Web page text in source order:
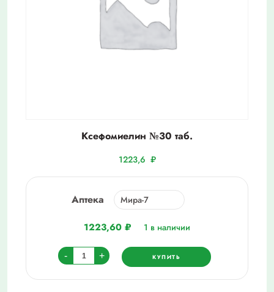
Ксефомиелин №30 таб.
1223,6 ₽
Аптека
1223,60 ₽ 1 в наличии
-
Количество
товара
Ксефомиелин
+ КУПИТЬ